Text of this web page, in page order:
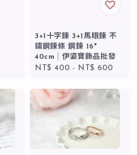
3+1十字鍊 3+1馬眼鍊 不
鏽鋼鍊條 鋼鍊 16"
40cm｜伊姿寶飾品批發
Regular
NT$ 400 - NT$ 600